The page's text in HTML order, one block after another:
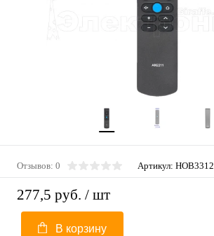
Отзывов: 0 Артикул: HOB3312
277,5 руб. / шт
В корзину